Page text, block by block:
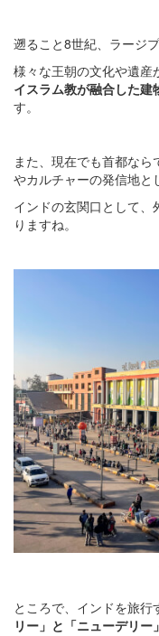
遡ること8世紀、ラージ
様々な王朝の文化や遺産
イスラム教が融合した建
す。
また、現在でも首都な
やカルチャーの発信地と
インドの玄関口として
りますね。
ところで、インドを旅
リー」と「ニューデリー